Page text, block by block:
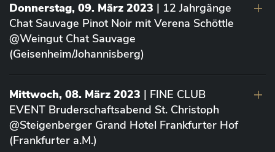
Donnerstag, 09. März 2023 | 12 Jahrgänge
Chat Sauvage Pinot Noir mit Verena Schöttle
@Weingut Chat Sauvage
(Geisenheim/Johannisberg)
Mittwoch, 08. März 2023 | FINE CLUB
EVENT Bruderschaftsabend St. Christoph
@Steigenberger Grand Hotel Frankfurter Hof
(Frankfurter a.M.)